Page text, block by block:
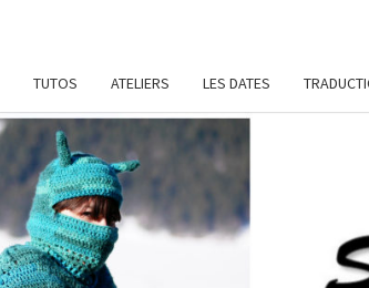
TUTOS ATELIERS LES DATES